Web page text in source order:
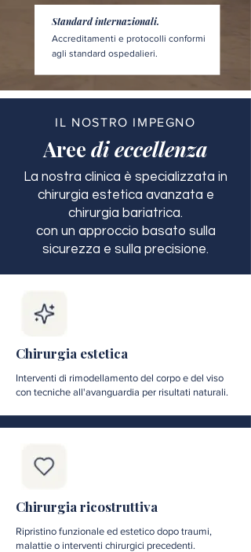
Standard internazionali.
Accreditamenti e protocolli conformi
agli standard ospedalieri.
IL NOSTRO IMPEGNO
Aree di eccellenza
La nostra clinica è specializzata in
chirurgia estetica avanzata e
chirurgia bariatrica.
con un approccio basato sulla
sicurezza e sulla precisione.
Chirurgia estetica
Interventi di rimodellamento del corpo e del viso
con tecniche all'avanguardia per risultati naturali.
Chirurgia ricostruttiva
Ripristino funzionale ed estetico dopo traumi,
malattie o interventi chirurgici precedenti.